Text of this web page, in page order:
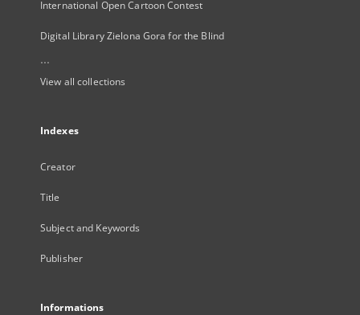
International Open Cartoon Contest
Digital Library Zielona Gora for the Blind
...
View all collections
Indexes
Creator
Title
Subject and Keywords
Publisher
Informations